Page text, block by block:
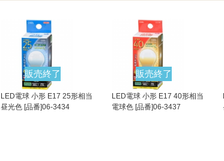
販売終了
LED電球 小形 E17 25形相当
昼光色 [品番]06-3434
販売終了
LED電球 小形 E17 40形相当
電球色 [品番]06-3437